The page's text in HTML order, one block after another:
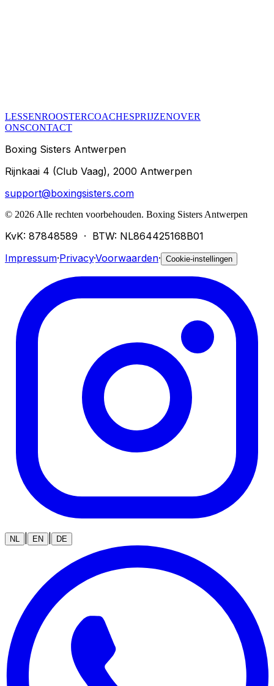
LESSENROOSTERCOACHESPRIJZENOVER
ONSCONTACT
Boxing Sisters Antwerpen
Rijnkaai 4 (Club Vaag), 2000 Antwerpen
support@boxingsisters.com
© 2026 Alle rechten voorbehouden. Boxing Sisters Antwerpen
KvK: 87848589 · BTW: NL864425168B01
Impressum·Privacy·Voorwaarden· Cookie-instellingen
NL EN DE